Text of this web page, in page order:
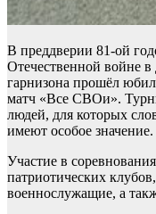
В преддверии 81-ой
Отечественной войне
гарнизона прошёл
матч «Все СВОи».
людей, для которых
имеют особое значение.
Участие в
патриотических
военнослужащие, а